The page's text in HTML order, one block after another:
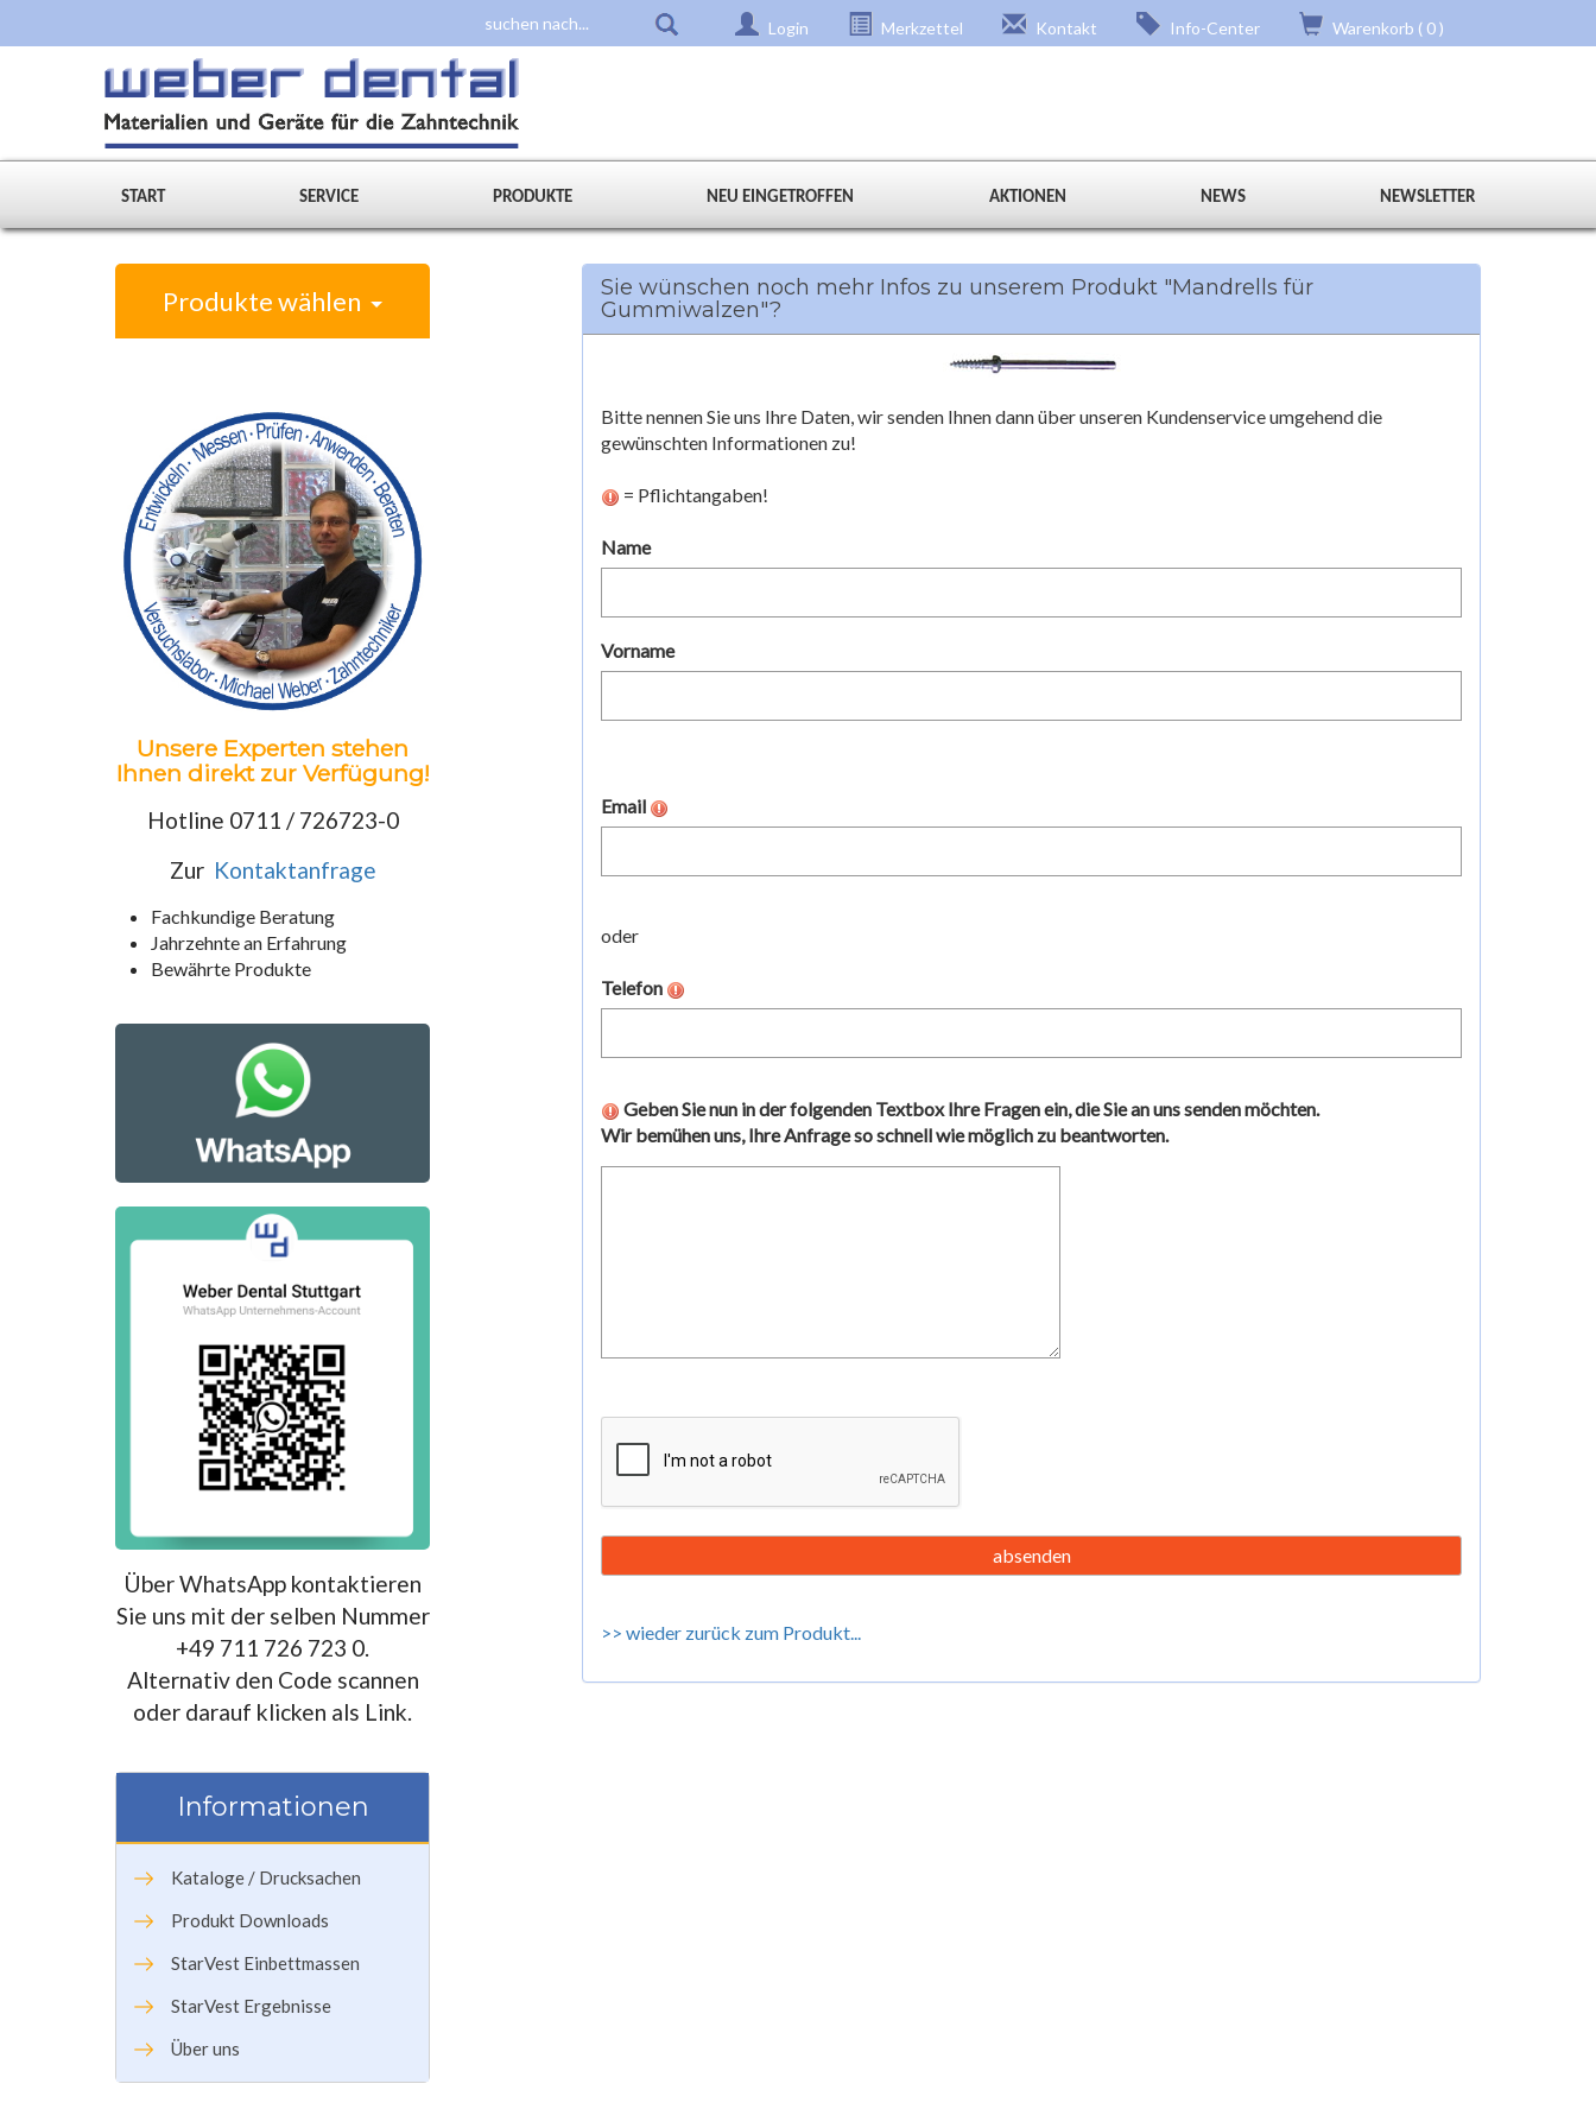
Login Merkzettel Kontakt Info-Center Warenkorb ( 0 )
START SERVICE PRODUKTE NEU EINGETROFFEN AKTIONEN NEWS NEWSLETTER
Produkte wählen
Unsere Experten stehen
Ihnen direkt zur Verfügung!
Hotline 0711 / 726723-0
Zur Kontaktanfrage
Fachkundige Beratung
Jahrzehnte an Erfahrung
Bewährte Produkte
Über WhatsApp kontaktieren
Sie uns mit der selben Nummer
+49 711 726 723 0.
Alternativ den Code scannen
oder darauf klicken als Link.
Informationen
Kataloge / Drucksachen
Produkt Downloads
StarVest Einbettmassen
StarVest Ergebnisse
Über uns
Sie wünschen noch mehr Infos zu unserem Produkt "Mandrells für
Gummiwalzen"?
Bitte nennen Sie uns Ihre Daten, wir senden Ihnen dann über unseren Kundenservice umgehend die
gewünschten Informationen zu!
= Pflichtangaben!
Name
Vorname
Email
oder
Telefon
Geben Sie nun in der folgenden Textbox Ihre Fragen ein, die Sie an uns senden möchten.
Wir bemühen uns, Ihre Anfrage so schnell wie möglich zu beantworten.
>> wieder zurück zum Produkt...